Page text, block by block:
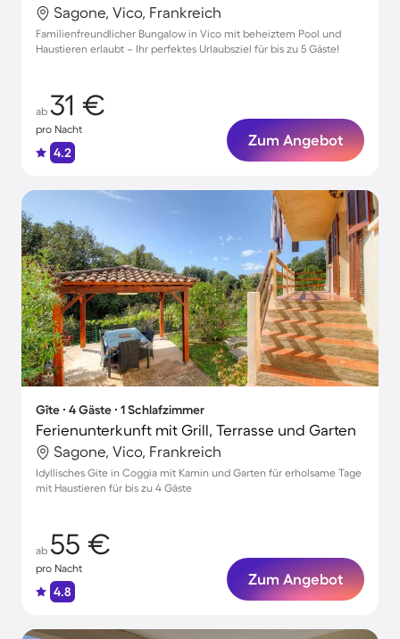
Sagone, Vico, Frankreich
Familienfreundlicher Bungalow in Vico mit beheiztem Pool und
Haustieren erlaubt – Ihr perfektes Urlaubsziel für bis zu 5 Gäste!
ab 31 €
pro Nacht
4.2
Zum Angebot
Gîte ∙ 4 Gäste ∙ 1 Schlafzimmer
Ferienunterkunft mit Grill, Terrasse und Garten
Sagone, Vico, Frankreich
Idyllisches Gite in Coggia mit Kamin und Garten für erholsame Tage
mit Haustieren für bis zu 4 Gäste
ab 55 €
pro Nacht
4.8
Zum Angebot